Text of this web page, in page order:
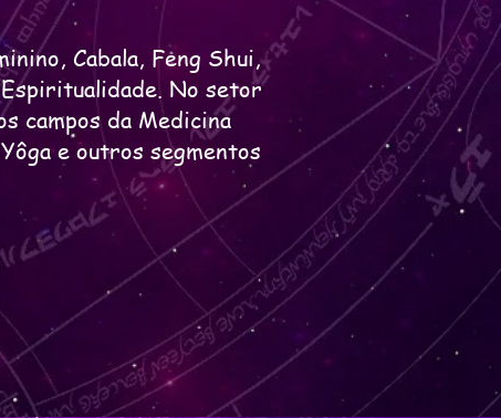
Cabala, Feng Shui,
No setor
campos da Medicina
e outros segmentos